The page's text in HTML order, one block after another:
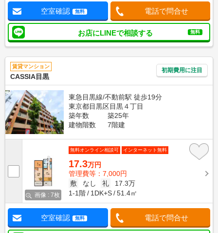
空室確認 無料 電話で問合せ
お店にLINEで相談する 無料
賃貸マンション
CASSIA目黒
初期費用に注目
東急目黒線/不動前駅 徒歩19分
東京都目黒区目黒４丁目
築年数
築25年
建物階数
7階建
画像 : 7枚
無料オンライン相談可 インターネット無料
17.3万円
管理費等：7,000円
敷
なし 礼
17.3万
1-1階
1DK+S 51.4㎡
空室確認 無料 電話で問合せ